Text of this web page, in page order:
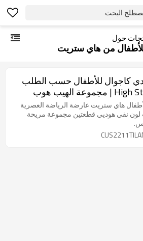
البحث
حول
من هاي ستريت
كاجوال للأطفال حسب الطلب
من High Street | مجموعة الهيب هوب
العصرية | طقم هودي بلون نقي من
هاي ستريت عارضة الرياضة العصرية
لون نقي هوديي قطعتين مجموعة مريحة